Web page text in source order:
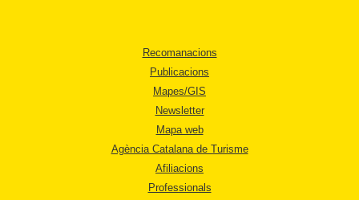
Recomanacions
Publicacions
Mapes/GIS
Newsletter
Mapa web
Agència Catalana de Turisme
Afiliacions
Professionals